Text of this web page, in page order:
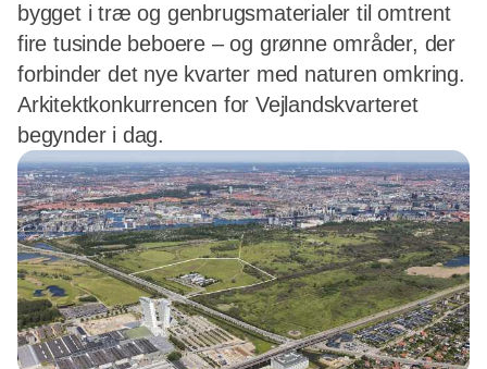
bygget i træ og genbrugsmaterialer til omtrent
fire tusinde beboere – og grønne områder, der
forbinder det nye kvarter med naturen omkring.
Arkitektkonkurrencen for Vejlandskvarteret
begynder i dag.